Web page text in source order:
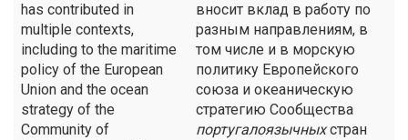
has contributed in
multiple contexts,
including to the maritime
policy of the European
Union and the ocean
strategy of the
Community of
вносит вклад в работу по
разным направлениям, в
том числе и в морскую
политику Европейского
союза и океаническую
стратегию Сообщества
португалоязычныхстран